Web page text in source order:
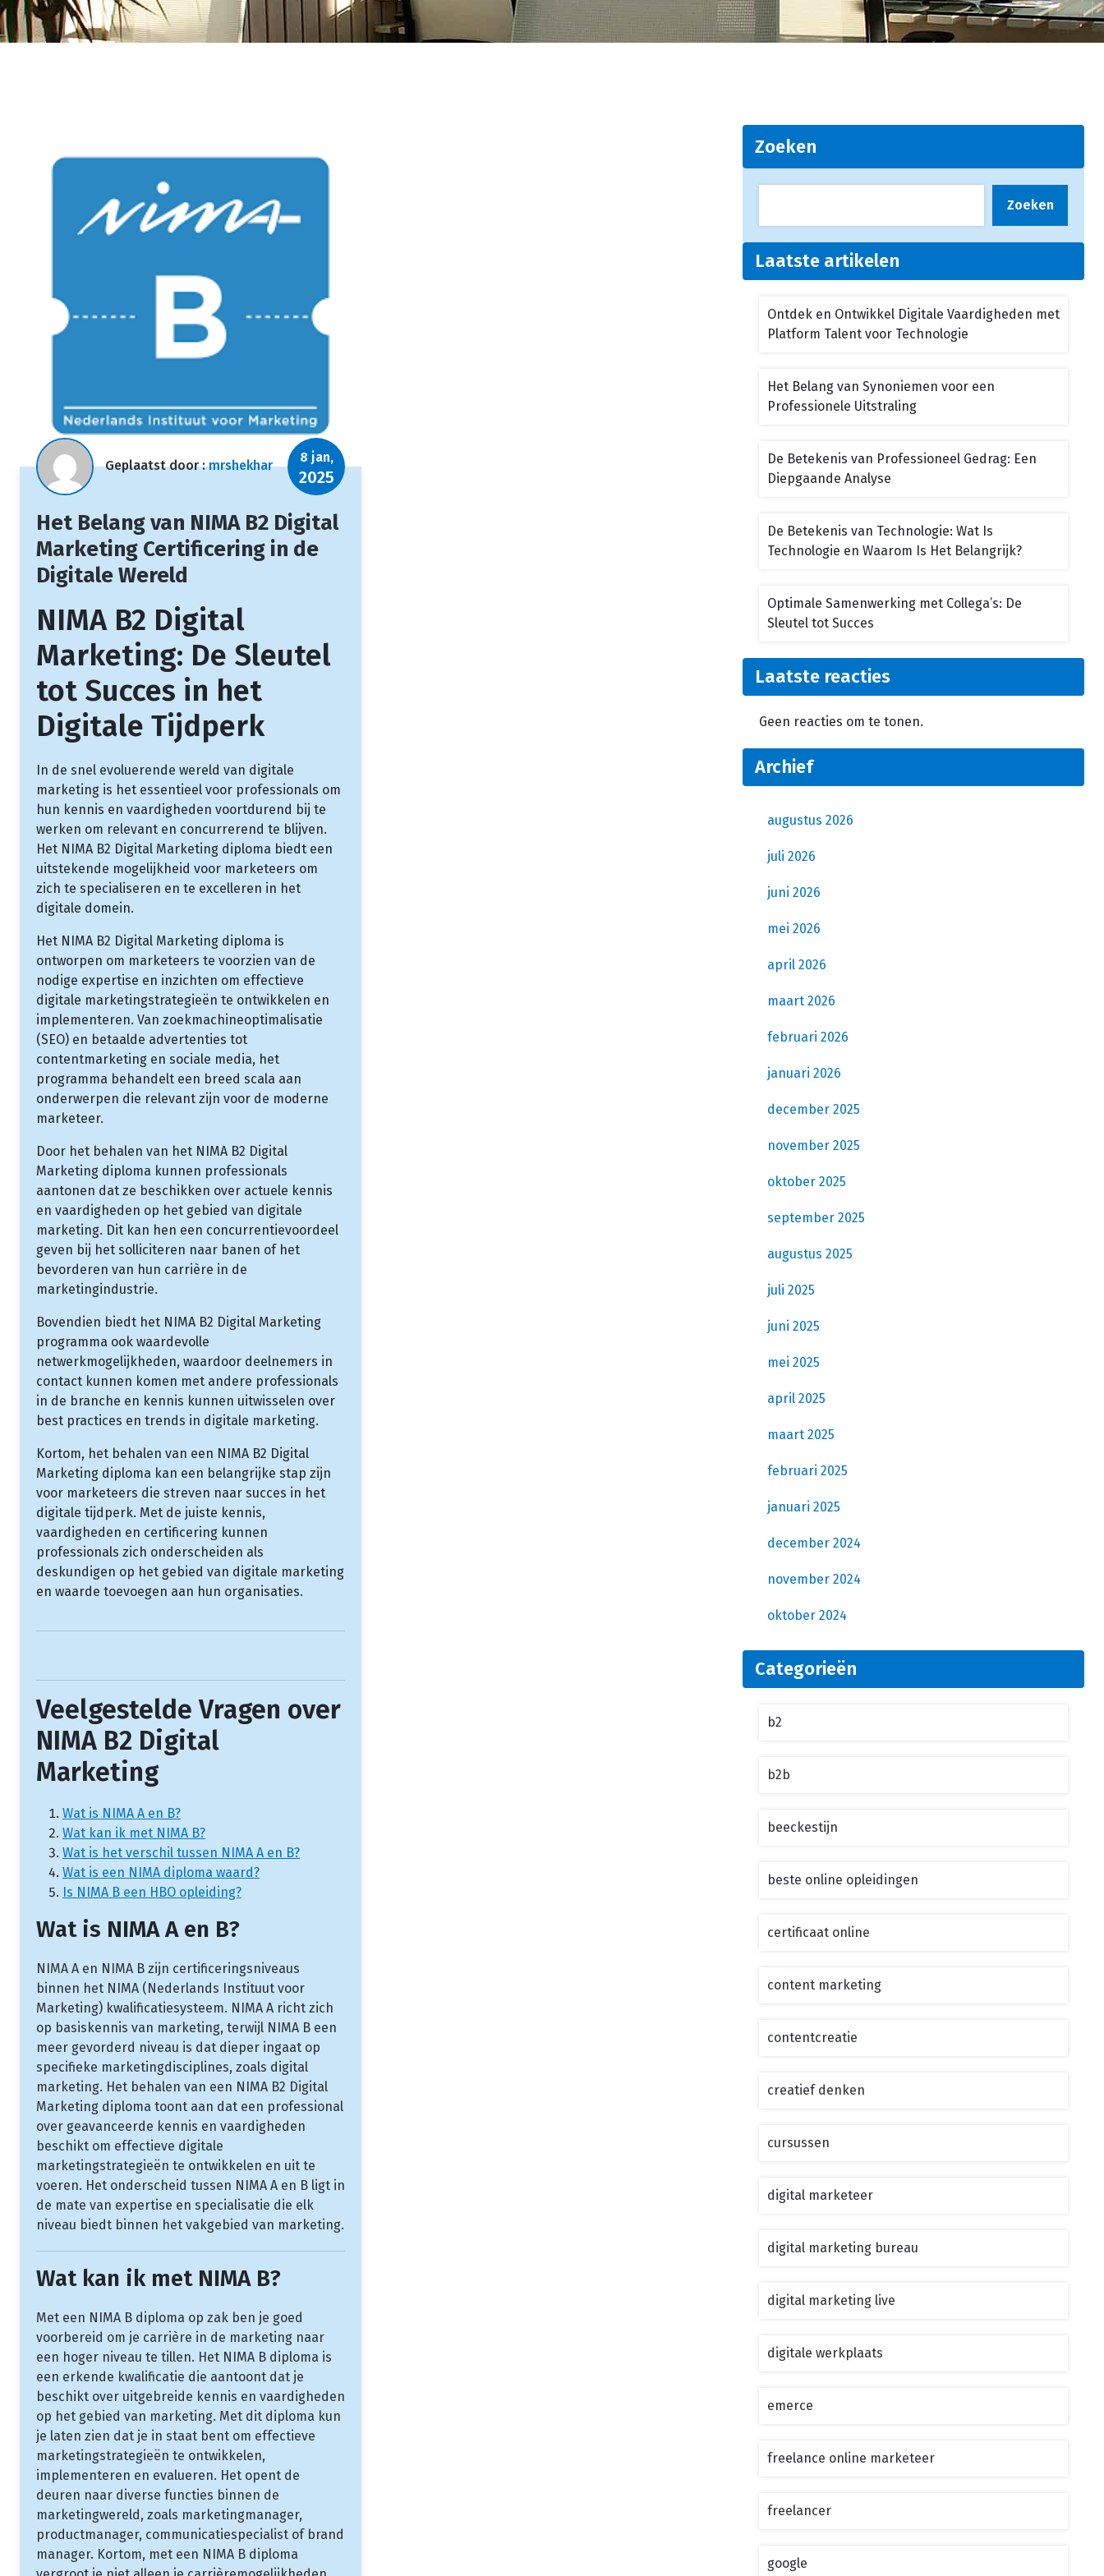
Geplaatst door :mrshekhar
8 jan,
2025
Het Belang van NIMA B2 Digital
Marketing Certificering in de
Digitale Wereld
NIMA B2 Digital
Marketing: De Sleutel
tot Succes in het
Digitale Tijdperk
In de snel evoluerende wereld van digitale
marketing is het essentieel voor professionals om
hun kennis en vaardigheden voortdurend bij te
werken om relevant en concurrerend te blijven.
Het NIMA B2 Digital Marketing diploma biedt een
uitstekende mogelijkheid voor marketeers om
zich te specialiseren en te excelleren in het
digitale domein.
Het NIMA B2 Digital Marketing diploma is
ontworpen om marketeers te voorzien van de
nodige expertise en inzichten om effectieve
digitale marketingstrategieën te ontwikkelen en
implementeren. Van zoekmachineoptimalisatie
(SEO) en betaalde advertenties tot
contentmarketing en sociale media, het
programma behandelt een breed scala aan
onderwerpen die relevant zijn voor de moderne
marketeer.
Door het behalen van het NIMA B2 Digital
Marketing diploma kunnen professionals
aantonen dat ze beschikken over actuele kennis
en vaardigheden op het gebied van digitale
marketing. Dit kan hen een concurrentievoordeel
geven bij het solliciteren naar banen of het
bevorderen van hun carrière in de
marketingindustrie.
Bovendien biedt het NIMA B2 Digital Marketing
programma ook waardevolle
netwerkmogelijkheden, waardoor deelnemers in
contact kunnen komen met andere professionals
in de branche en kennis kunnen uitwisselen over
best practices en trends in digitale marketing.
Kortom, het behalen van een NIMA B2 Digital
Marketing diploma kan een belangrijke stap zijn
voor marketeers die streven naar succes in het
digitale tijdperk. Met de juiste kennis,
vaardigheden en certificering kunnen
professionals zich onderscheiden als
deskundigen op het gebied van digitale marketing
en waarde toevoegen aan hun organisaties.
Veelgestelde Vragen over
NIMA B2 Digital
Marketing
Wat is NIMA A en B?
Wat kan ik met NIMA B?
Wat is het verschil tussen NIMA A en B?
Wat is een NIMA diploma waard?
Is NIMA B een HBO opleiding?
Wat is NIMA A en B?
NIMA A en NIMA B zijn certificeringsniveaus
binnen het NIMA (Nederlands Instituut voor
Marketing) kwalificatiesysteem. NIMA A richt zich
op basiskennis van marketing, terwijl NIMA B een
meer gevorderd niveau is dat dieper ingaat op
specifieke marketingdisciplines, zoals digital
marketing. Het behalen van een NIMA B2 Digital
Marketing diploma toont aan dat een professional
over geavanceerde kennis en vaardigheden
beschikt om effectieve digitale
marketingstrategieën te ontwikkelen en uit te
voeren. Het onderscheid tussen NIMA A en B ligt in
de mate van expertise en specialisatie die elk
niveau biedt binnen het vakgebied van marketing.
Wat kan ik met NIMA B?
Met een NIMA B diploma op zak ben je goed
voorbereid om je carrière in de marketing naar
een hoger niveau te tillen. Het NIMA B diploma is
een erkende kwalificatie die aantoont dat je
beschikt over uitgebreide kennis en vaardigheden
op het gebied van marketing. Met dit diploma kun
je laten zien dat je in staat bent om effectieve
marketingstrategieën te ontwikkelen,
implementeren en evalueren. Het opent de
deuren naar diverse functies binnen de
marketingwereld, zoals marketingmanager,
productmanager, communicatiespecialist of brand
manager. Kortom, met een NIMA B diploma
Zoeken
Zoeken
Laatste artikelen
Ontdek en Ontwikkel Digitale Vaardigheden met
Platform Talent voor Technologie
Het Belang van Synoniemen voor een
Professionele Uitstraling
De Betekenis van Professioneel Gedrag: Een
Diepgaande Analyse
De Betekenis van Technologie: Wat Is
Technologie en Waarom Is Het Belangrijk?
Optimale Samenwerking met Collega’s: De
Sleutel tot Succes
Laatste reacties
Geen reacties om te tonen.
Archief
augustus 2026
juli 2026
juni 2026
mei 2026
april 2026
maart 2026
februari 2026
januari 2026
december 2025
november 2025
oktober 2025
september 2025
augustus 2025
juli 2025
juni 2025
mei 2025
april 2025
maart 2025
februari 2025
januari 2025
december 2024
november 2024
oktober 2024
Categorieën
b2
b2b
beeckestijn
beste online opleidingen
certificaat online
content marketing
contentcreatie
creatief denken
cursussen
digital marketeer
digital marketing bureau
digital marketing live
digitale werkplaats
emerce
freelance online marketeer
freelancer
google